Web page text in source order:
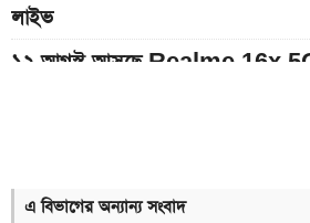
লাইভ
১২ আগস্ট আসছে Realme 16x
এ বিভাগের অন্যান্য সংবাদ